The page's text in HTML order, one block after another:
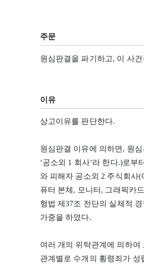
주문
원심판결을 파기하고, 이 사
이유
상고이유를 판단한다.
원심판결 이유에 의하면, 원
‘공소외 1 회사’라 한다.)로
와 피해자 공소외 2 주식회사
퓨터 본체, 모니터, 그래픽카
형법 제37조 전단의 실체적
가중을 하였다.
여러 개의 위탁관계에 의하
관계별로 수개의 횡령죄가